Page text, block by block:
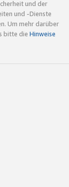
und der
und -Dienste
Um mehr darüber
bitte die Hinweise